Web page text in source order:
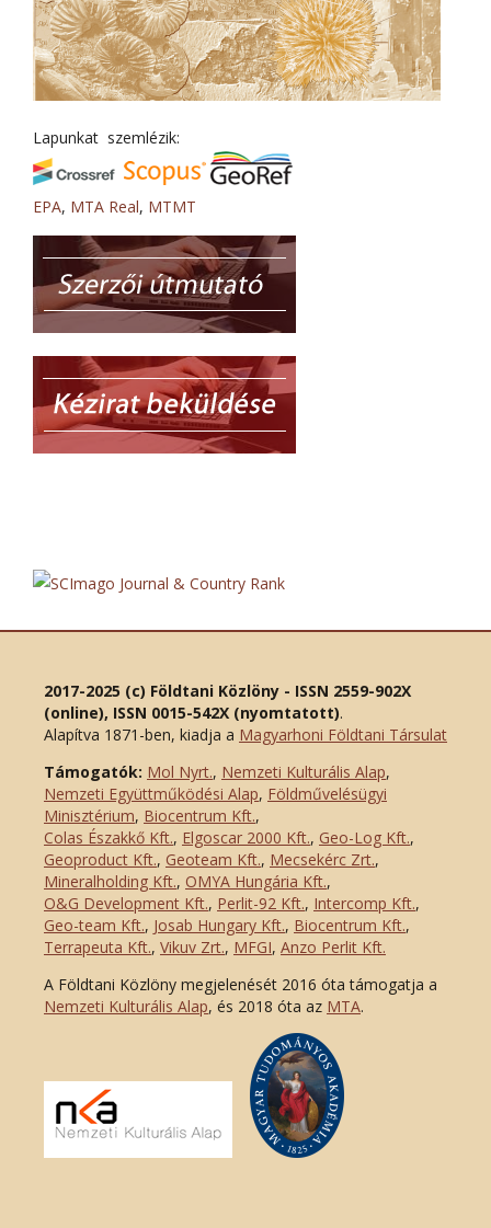
Lapunkat szemlézik:
EPA, MTA Real, MTMT
2017-2025 (c) Földtani Közlöny - ISSN 2559-902X
(online), ISSN 0015-542X (nyomtatott).
Alapítva 1871-ben, kiadja a Magyarhoni Földtani Társulat
Támogatók: Mol Nyrt., Nemzeti Kulturális Alap,
Nemzeti Együttműködési Alap, Földművelésügyi
Minisztérium, Biocentrum Kft.,
Colas Északkő Kft., Elgoscar 2000 Kft., Geo-Log Kft.,
Geoproduct Kft., Geoteam Kft., Mecsekérc Zrt.,
Mineralholding Kft., OMYA Hungária Kft.,
O&G Development Kft., Perlit-92 Kft., Intercomp Kft.,
Geo-team Kft., Josab Hungary Kft., Biocentrum Kft.,
Terrapeuta Kft., Vikuv Zrt., MFGI, Anzo Perlit Kft.
A Földtani Közlöny megjelenését 2016 óta támogatja a
Nemzeti Kulturális Alap, és 2018 óta az MTA.